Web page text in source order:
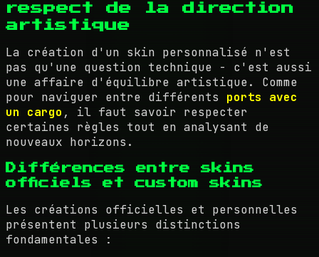
respect de la direction
artistique
La création d'un skin personnalisé n'est
pas qu'une question technique - c'est aussi
une affaire d'équilibre artistique. Comme
pour naviguer entre différents ports avec
un cargo , il faut savoir respecter
certaines règles tout en analysant de
nouveaux horizons.
Différences entre skins
officiels et custom skins
Les créations officielles et personnelles
présentent plusieurs distinctions
fondamentales :